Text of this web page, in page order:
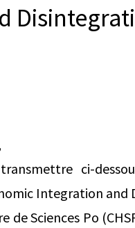
ci-
Integration and
de Sciences Po